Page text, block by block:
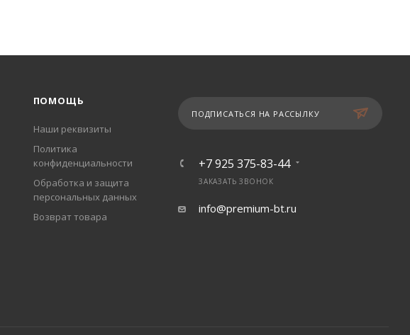
ПОМОЩЬ
Наши реквизиты
Политика
конфиденциальности
Обработка и защита
персональных данных
Возврат товара
ПОДПИСАТЬСЯ НА РАССЫЛКУ
+7 925 375-83-44
ЗАКАЗАТЬ ЗВОНОК
info@premium-bt.ru